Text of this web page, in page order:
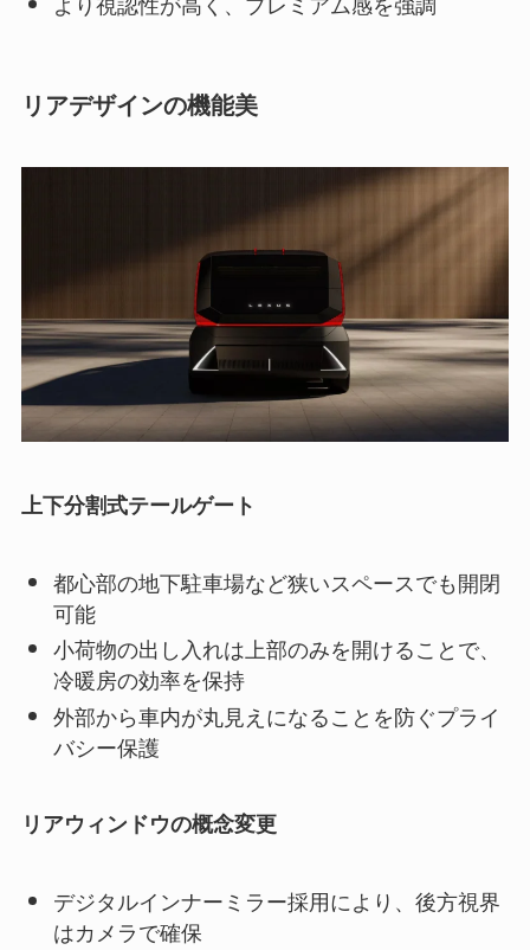
リアデザインの機能美
上下分割式テールゲート
都心部の地下駐車場など狭いスペースでも開閉
可能
小荷物の出し入れは上部のみを開けることで、
冷暖房の効率を保持
外部から車内が丸見えになることを防ぐプライ
バシー保護
リアウィンドウの概念変更
デジタルインナーミラー採用により、後方視界
はカメラで確保